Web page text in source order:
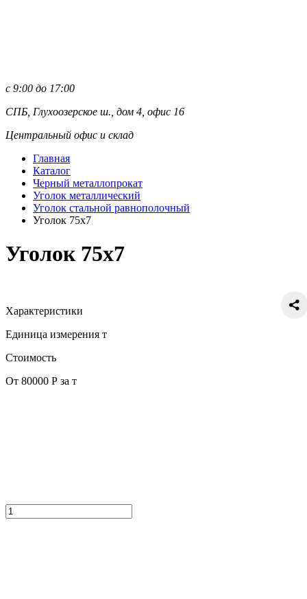
с 9:00 до 17:00
СПБ, Глухоозерское ш., дом 4, офис 16
Центральный офис и склад
Главная
Каталог
Черный металлопрокат
Уголок металлический
Уголок стальной равнополочный
Уголок 75х7
Уголок 75х7
Характеристики
Единица измерения т
Стоимость
От 80000 Р за т